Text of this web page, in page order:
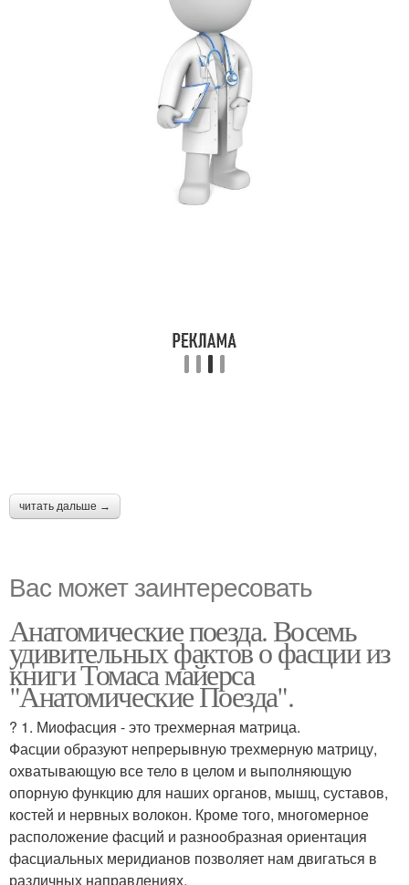
читать дальше →
Вас может заинтересовать
Анатомические поезда. Восемь
удивительных фактов о фасции из
книги Томаса майерса
"Анатомические Поезда".
? 1. Миофасция - это трехмерная матрица.
Фасции образуют непрерывную трехмерную матрицу,
охватывающую все тело в целом и выполняющую
опорную функцию для наших органов, мышц, суставов,
костей и нервных волокон. Кроме того, многомерное
расположение фасций и разнообразная ориентация
фасциальных меридианов позволяет нам двигаться в
различных направлениях.